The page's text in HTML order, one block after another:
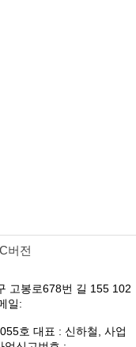
버전
고봉로678번 길 155 102
일:
호 대표 : 신하철, 사업